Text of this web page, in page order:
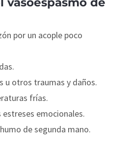
por un acople poco
u otros traumas y daños.
frías.
emocionales.
de segunda mano.